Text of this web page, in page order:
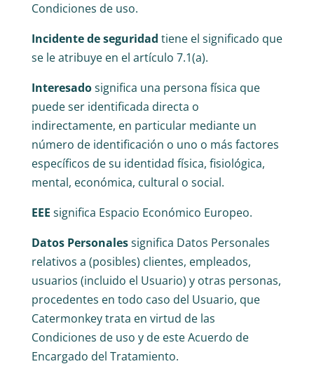
Condiciones de uso.
Incidente de seguridad tiene el significado que
se le atribuye en el artículo 7.1(a).
Interesadosignifica una persona física que
puede ser identificada directa o
indirectamente, en particular mediante un
número de identificación o uno o más factores
específicos de su identidad física, fisiológica,
mental, económica, cultural o social.
EEE significa Espacio Económico Europeo.
Datos Personalessignifica Datos Personales
relativos a (posibles) clientes, empleados,
usuarios (incluido el Usuario) y otras personas,
procedentes en todo caso del Usuario, que
Catermonkey trata en virtud de las
Condiciones de uso y de este Acuerdo de
Encargado del Tratamiento.